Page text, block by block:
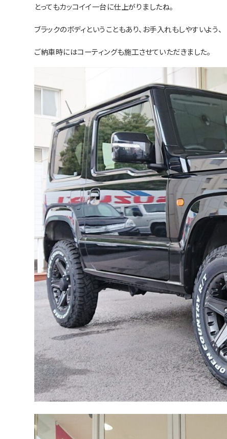
とってもカッコイイ一台に仕上がりましたね。
ブラックのボディということもあり、お手入れもしやすいよう、
ご納車時にはコーティングも施工させていただきました。